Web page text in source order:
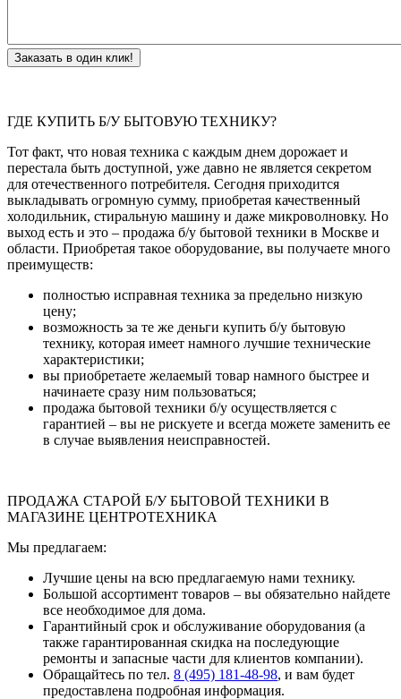
Заказать в один клик!
ГДЕ КУПИТЬ Б/У БЫТОВУЮ ТЕХНИКУ?
Тот факт, что новая техника с каждым днем дорожает и
перестала быть доступной, уже давно не является секретом
для отечественного потребителя. Сегодня приходится
выкладывать огромную сумму, приобретая качественный
холодильник, стиральную машину и даже микроволновку. Но
выход есть и это – продажа б/у бытовой техники в Москве и
области. Приобретая такое оборудование, вы получаете много
преимуществ:
полностью исправная техника за предельно низкую
цену;
возможность за те же деньги купить б/у бытовую
технику, которая имеет намного лучшие технические
характеристики;
вы приобретаете желаемый товар намного быстрее и
начинаете сразу ним пользоваться;
продажа бытовой техники б/у осуществляется с
гарантией – вы не рискуете и всегда можете заменить ее
в случае выявления неисправностей.
ПРОДАЖА СТАРОЙ Б/У БЫТОВОЙ ТЕХНИКИ В
МАГАЗИНЕ ЦЕНТРОТЕХНИКА
Мы предлагаем:
Лучшие цены на всю предлагаемую нами технику.
Большой ассортимент товаров – вы обязательно найдете
все необходимое для дома.
Гарантийный срок и обслуживание оборудования (а
также гарантированная скидка на последующие
ремонты и запасные части для клиентов компании).
Обращайтесь по тел. 8 (495) 181-48-98, и вам будет
предоставлена подробная информация.